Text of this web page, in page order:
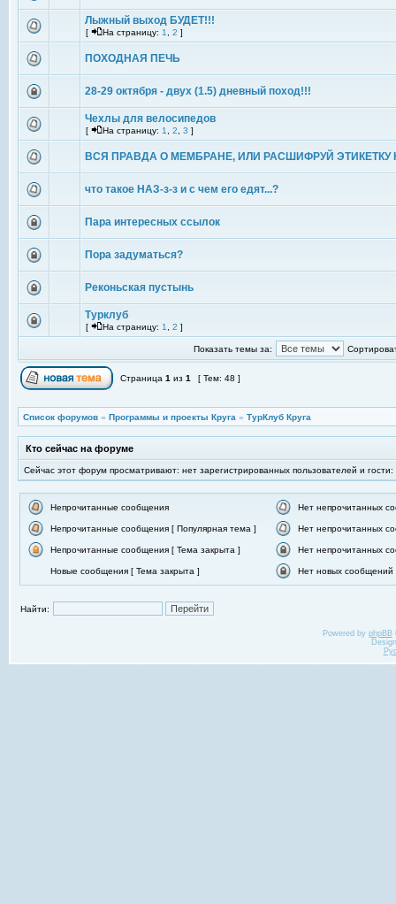
Лыжный выход БУДЕТ!!!
[ На страницу: 1 2 ]
ПОХОДНАЯ ПЕЧЬ
28-29 октября - двух (1.5) дневный поход!!!
Чехлы для велосипедов
[ На страницу: 1 2 3 ]
ВСЯ ПРАВДА О МЕМБРАНЕ, ИЛИ РАСШИФРУЙ ЭТИКЕТКУ
что такое НАЗ-з-з и с чем его едят...?
Пара интересных ссылок
Пора задуматься?
Реконьская пустынь
Турклуб
[ На страницу: 1 2 ]
Показать темы за:
Страница 1 из 1 [ Тем: 48 ]
Список форумов » Программы и проекты Круга » ТурКлуб Круга
Кто сейчас на форуме
Сейчас этот форум просматривают: нет зарегистрированных пользователей и гости:
Непрочитанные сообщения Нет непрочитанных
Непрочитанные сообщения [ Популярная тема ] Нет непрочитанных
Непрочитанные сообщения [ Тема закрыта ] Нет непрочитанных
Новые сообщения [ Тема закрыта ] Нет новых сообщений
Найти:
Powered by phpBB